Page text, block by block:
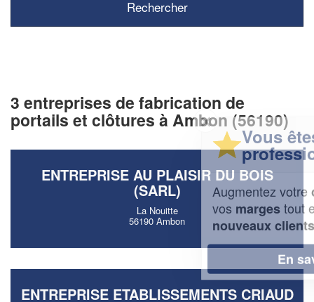
3 entreprises de fabrication de
portails et clôtures à Ambon (56190)
ENTREPRISE AU PLAISIR DU BOIS
(SARL)
La Nouitte
56190 Ambon
ENTREPRISE ETABLISSEMENTS CRIAUD
✕
Vous êtes un
professionnel ?
Augmentez votre chiffre d'affaireset
margestout en gagnant de
nouveaux clients